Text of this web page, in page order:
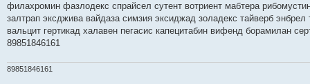
и
е
филахромин фазлодекс спрайсел сутент вотриент мабтера
залтрап эксджива вайдаза симзия эксиджад золадекс тайверб
вальцит гертикад халавен пегасис капецитабин вифенд борамилан
89851846161
89851846161